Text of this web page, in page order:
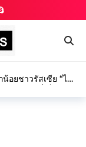
ยชาวรัสเซีย “ได